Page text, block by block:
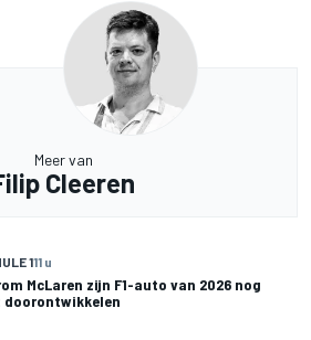
Meer van
Cleeren
111 u
McLaren zijn F1-auto van 2026 nog